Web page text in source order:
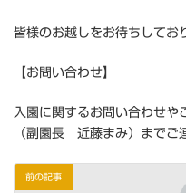
皆様のお越しをお待ちして
【お問い合わせ】
入園に関するお問い合わせや
（副園長 近藤まみ）までご
前の記事